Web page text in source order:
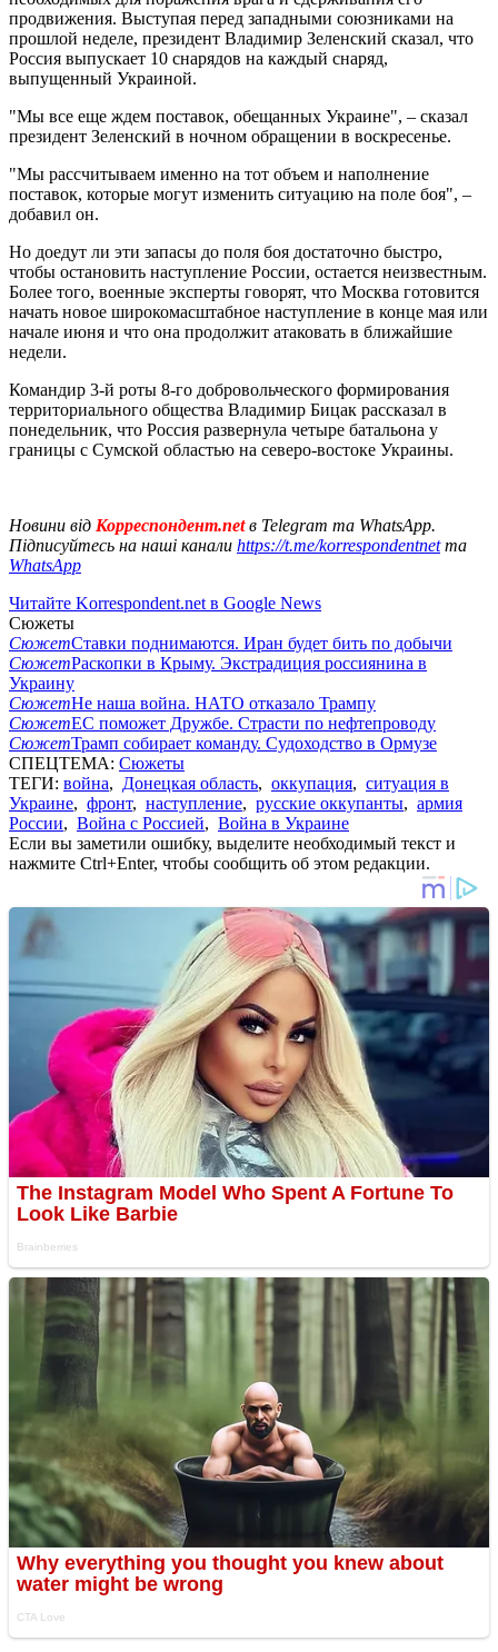
продвижения. Выступая перед западными союзниками на
прошлой неделе, президент Владимир Зеленский сказал, что
Россия выпускает 10 снарядов на каждый снаряд,
выпущенный Украиной.
"Мы все еще ждем поставок, обещанных Украине", – сказал
президент Зеленский в ночном обращении в воскресенье.
"Мы рассчитываем именно на тот объем и наполнение
поставок, которые могут изменить ситуацию на поле боя", –
добавил он.
Но доедут ли эти запасы до поля боя достаточно быстро,
чтобы остановить наступление России, остается неизвестным.
Более того, военные эксперты говорят, что Москва готовится
начать новое широкомасштабное наступление в конце мая или
начале июня и что она продолжит атаковать в ближайшие
недели.
Командир 3-й роты 8-го добровольческого формирования
территориального общества Владимир Бицак рассказал в
понедельник, что Россия развернула четыре батальона у
границы с Сумской областью на северо-востоке Украины.
Новини від Корреспондент.netв Telegram та WhatsApp.
Підписуйтесь на наші канали https://t.me/korrespondentnetта
WhatsApp
Читайте Korrespondent.net в Google News
Сюжеты
СюжетСтавки поднимаются. Иран будет бить по добычи
СюжетРаскопки в Крыму. Экстрадиция россиянина в
Украину
СюжетНе наша война. НАТО отказало Трампу
СюжетЕС поможет Дружбе. Страсти по нефтепроводу
СюжетТрамп собирает команду. Судоходство в Ормузе
СПЕЦТЕМА: Сюжеты
ТЕГИ: война, Донецкая область, оккупация, ситуация в
Украине, фронт, наступление, русские оккупанты, армия
России, Война с Россией, Война в Украине
Если вы заметили ошибку, выделите необходимый текст и
нажмите Ctrl+Enter, чтобы сообщить об этом редакции.